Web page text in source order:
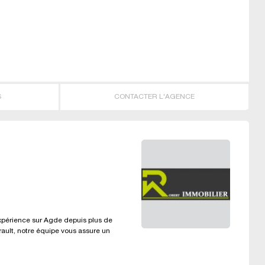
CONTACTER L'AGENCE
sur Agde depuis plus de
notre équipe vous assure un